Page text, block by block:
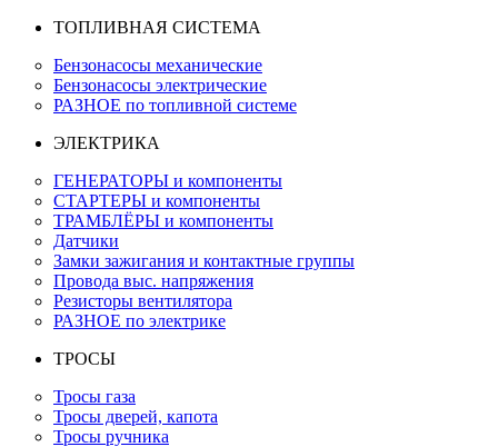
ТОПЛИВНАЯ СИСТЕМА
Бензонасосы механические
Бензонасосы электрические
РАЗНОЕ по топливной системе
ЭЛЕКТРИКА
ГЕНЕРАТОРЫ и компоненты
СТАРТЕРЫ и компоненты
ТРАМБЛЁРЫ и компоненты
Датчики
Замки зажигания и контактные группы
Провода выс. напряжения
Резисторы вентилятора
РАЗНОЕ по электрике
ТРОСЫ
Тросы газа
Тросы дверей, капота
Тросы ручника